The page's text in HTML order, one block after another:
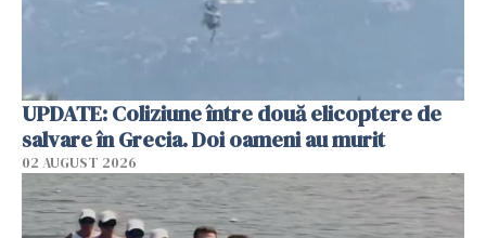
UPDATE: Coliziune între două elicoptere de
salvare în Grecia. Doi oameni au murit
02 AUGUST 2026